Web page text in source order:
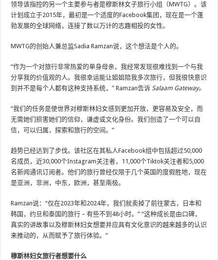
领导该指控的另一个主要参与者是穆斯林女子旅行小组（MWTG）。该
计划成立于2015年，最初是一个适度的Facebook集团，现在是一个蓬
勃发展的全球网络，连接了数以万计的志趣相投的女性。
MWTG的创始人兼总监Sadia Ramzan说，这个想法是个人的。
“作为一个对旅行非常热爱的单身母亲，我经常发现很难找到一个与我
分享我的价值观的人。我很幸运能让姐姐陪我多次旅行，但我很快意识
到并不是每个人都有这种支持系统，” Ramzan告诉 Salaam Gateway。
“我们的任务是使世界对穆斯林妇女感到更加开放，更容易及安全，而
无需她们损害她们的信仰，谦虚或文化身份。我们创造了一个可以自
信，可以归属，探索和旅行的空间。”
趋势已经达到了步伐。该社区在其私人Facebook组中包括超过50,000
名成员，近30,000个Instagram关注者，11,000个Tiktok关注者和5,000
名新闻通讯订阅者。他们的旅行曾经仅限于几个英国的度假胜地，现在
是亚洲，非洲，中东，欧洲，甚至南极。
Ramzan说：“仅在2023年和2024年，我们就卖掉了前往蒙古，日本和
韩国，约旦和泰国的旅行 – 有些不到48小时。” “这种成长是由口碑，
真实的讲故事以及穆斯林妇女想要并应具有文化意识的越来越多的认识
来推动的，从而赋予了旅行体验。”
穆斯林妇女旅行者想要什么